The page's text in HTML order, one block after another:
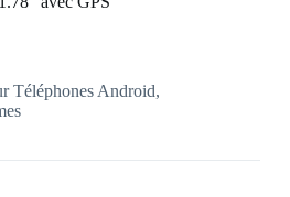
Téléphones Android,